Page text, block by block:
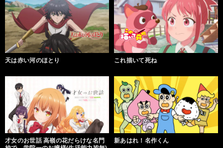
天は赤い河のほとり これ描いて死ね
才女のお世話 高嶺の花だらけな名門
新あはれ！名作くん